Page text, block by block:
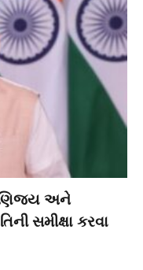
અને
સમીક્ષા કરવા